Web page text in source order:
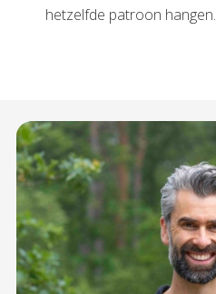
hetzelfde patroon hangen.